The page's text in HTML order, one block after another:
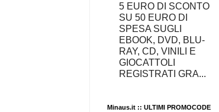
5 EURO DI SCONTO
SU 50 EURO DI
SPESA SUGLI
EBOOK, DVD, BLU-
RAY, CD, VINILI E
GIOCATTOLI
REGISTRATI GRA...
Minaus.it :: ULTIMI PROMOCODE